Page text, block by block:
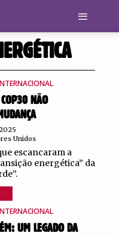
NÃO
Unidos
escancaram a
energética” da
UM LEGADO DA